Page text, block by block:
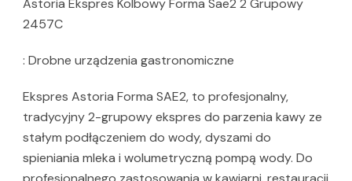
Astoria Ekspres Kolbowy Forma Sae2 2 Grupowy
2457C
: Drobne urządzenia gastronomiczne
Ekspres Astoria Forma SAE2, to profesjonalny,
tradycyjny 2-grupowy ekspres do parzenia kawy ze
stałym podłączeniem do wody, dyszami do
spieniania mleka i wolumetryczną pompą wody. Do